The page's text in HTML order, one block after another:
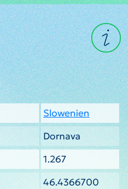
Slowenien
Dornava
1.267
46.4366700